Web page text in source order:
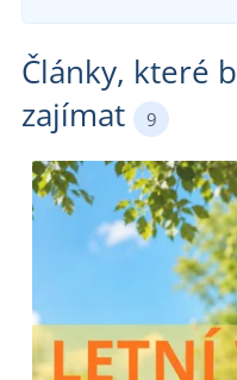
Články, které
zajímat
9